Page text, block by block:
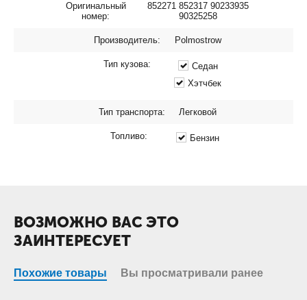
Оригинальный
номер:
852271 852317 90233935
90325258
Производитель: Polmostrow
Тип кузова:
Седан
Хэтчбек
Тип транспорта: Легковой
Топливо: Бензин
ВОЗМОЖНО ВАС ЭТО
ЗАИНТЕРЕСУЕТ
Похожие товары Вы просматривали ранее